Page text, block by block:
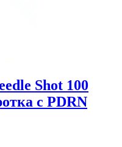
Shot 100
с PDRN